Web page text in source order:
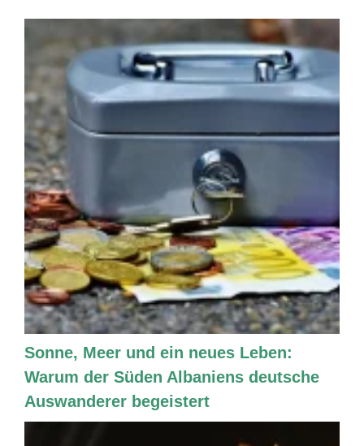
Sonne, Meer und ein neues Leben:
Warum der Süden Albaniens deutsche
Auswanderer begeistert